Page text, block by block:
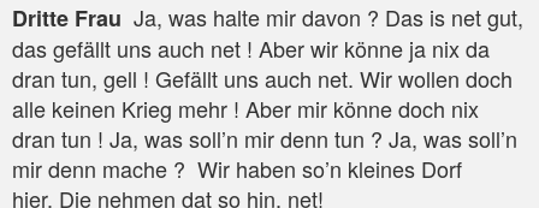
Drit­te Frau Ja, was hal­te mir davon ? Das is net gut,
das gefällt uns auch net ! Aber wir kön­ne ja nix da
dran tun, gell ! Gefällt uns auch net. Wir wol­len doch
alle kei­nen Krieg mehr ! Aber mir kön­ne doch nix
dran tun ! Ja, was soll’n mir denn tun ? Ja, was soll’n
mir denn mache ? Wir haben so’n klei­nes Dorf
hier. Die neh­men dat so hin, net!